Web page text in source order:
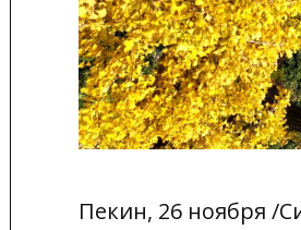
Пекин, 26 ноября /